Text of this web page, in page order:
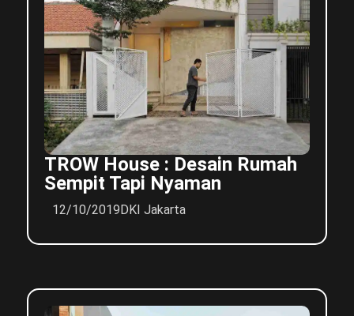
TROW House : Desain Rumah
Sempit Tapi Nyaman
12/10/2019DKI Jakarta